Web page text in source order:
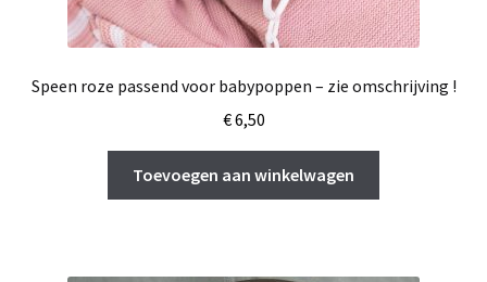
Speen roze passend voor babypoppen – zie omschrijving !
€6,50
Toevoegen aan winkelwagen